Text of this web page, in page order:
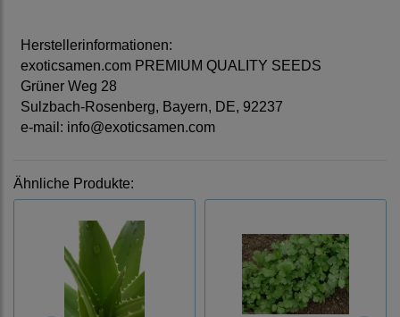
Herstellerinformationen:
exoticsamen.com PREMIUM QUALITY SEEDS
Grüner Weg 28
Sulzbach-Rosenberg, Bayern, DE, 92237
e-mail: info@exoticsamen.com
Ähnliche Produkte: